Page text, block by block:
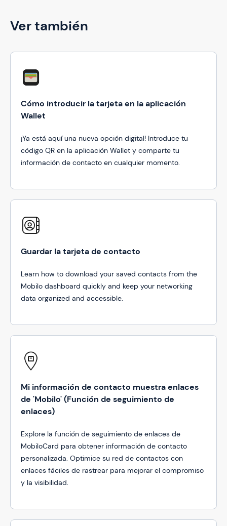
Ver también
Cómo introducir la tarjeta en la aplicación
Wallet
¡Ya está aquí una nueva opción digital! Introduce tu
código QR en la aplicación Wallet y comparte tu
información de contacto en cualquier momento.
Guardar la tarjeta de contacto
Learn how to download your saved contacts from the
Mobilo dashboard quickly and keep your networking
data organized and accessible.
Mi información de contacto muestra enlaces
de 'Mobilo' (Función de seguimiento de
enlaces)
Explore la función de seguimiento de enlaces de
MobiloCard para obtener información de contacto
personalizada. Optimice su red de contactos con
enlaces fáciles de rastrear para mejorar el compromiso
y la visibilidad.